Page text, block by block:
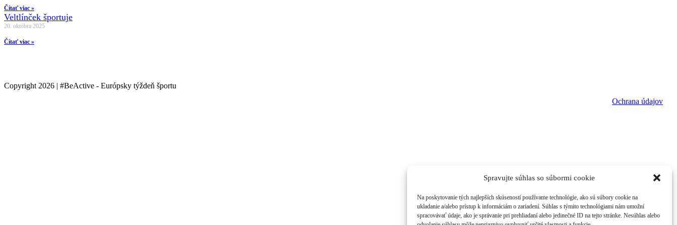
Spravujte súhlas so súbormi cookie
Na poskytovanie tých najlepších skúseností používame technológie, ako sú súbory cookie na
ukladanie a/alebo prístup k informáciám o zariadení. Súhlas s týmito technológiami nám umožní
spracovávať údaje, ako je správanie pri prehliadaní alebo jedinečné ID na tejto stránke. Nesúhlas alebo
Čítať viac »
Veltlínček športuje
20. októbra 2025
Čítať viac »
Copyright 2026 | #BeActive - Európsky týždeň športu
Ochrana údajov